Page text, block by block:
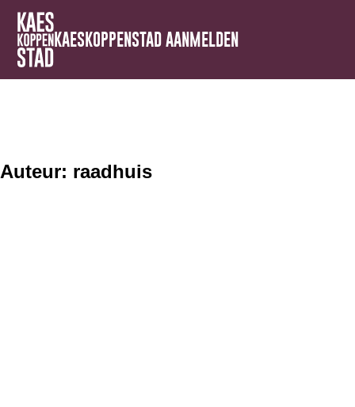
KAESKOPPENSTAD AANMELDEN
Auteur: raadhuis